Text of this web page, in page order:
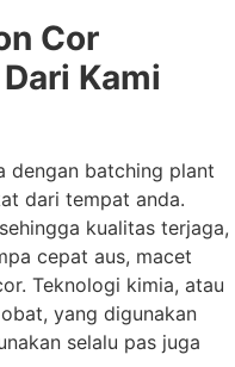
Cor
Kami
dengan batching plant
dari tempat anda.
kualitas terjaga,
cepat aus, macet
Teknologi kimia, atau
yang digunakan
selalu pas juga